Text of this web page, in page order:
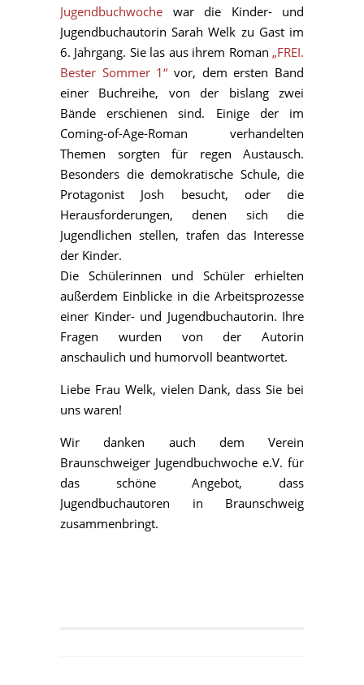
Jugendbuchwoche war die Kinder- und
Jugendbuchautorin Sarah Welk zu Gast im
6. Jahrgang. Sie las aus ihrem Roman „FREI.
Bester Sommer 1“ vor, dem ersten Band
einer Buchreihe, von der bislang zwei
Bände erschienen sind. Einige der im
Coming-of-Age-Roman verhandelten
Themen sorgten für regen Austausch.
Besonders die demokratische Schule, die
Protagonist Josh besucht, oder die
Herausforderungen, denen sich die
Jugendlichen stellen, trafen das Interesse
der Kinder.
Die Schülerinnen und Schüler erhielten
außerdem Einblicke in die Arbeitsprozesse
einer Kinder- und Jugendbuchautorin. Ihre
Fragen wurden von der Autorin
anschaulich und humorvoll beantwortet.
Liebe Frau Welk, vielen Dank, dass Sie bei
uns waren!
Wir danken auch dem Verein
Braunschweiger Jugendbuchwoche e.V. für
das schöne Angebot, dass
Jugendbuchautoren in Braunschweig
zusammenbringt.